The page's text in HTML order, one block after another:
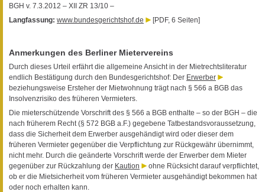
BGH v. 7.3.2012 – XII ZR 13/10 –
Langfassung: www.bundesgerichtshof.de [PDF, 6 Seiten]
Anmerkungen des Berliner Mietervereins
Durch dieses Urteil erfährt die allgemeine Ansicht in der Mietrechtsliteratur
endlich Bestätigung durch den Bundesgerichtshof: Der Erwerber
beziehungsweise Ersteher der Mietwohnung trägt nach § 566 a BGB das
Insolvenzrisiko des früheren Vermieters.
Die mieterschützende Vorschrift des § 566 a BGB enthalte – so der BGH – die
nach früherem Recht (§ 572 BGB a.F.) gegebene Tatbestandsvoraussetzung,
dass die Sicherheit dem Erwerber ausgehändigt wird oder dieser dem
früheren Vermieter gegenüber die Verpflichtung zur Rückgewähr übernimmt,
nicht mehr. Durch die geänderte Vorschrift werde der Erwerber dem Mieter
gegenüber zur Rückzahlung der Kaution
ohne Rücksicht darauf verpflichtet,
ob er die Mietsicherheit vom früheren Vermieter ausgehändigt bekommen hat
oder noch erhalten kann.